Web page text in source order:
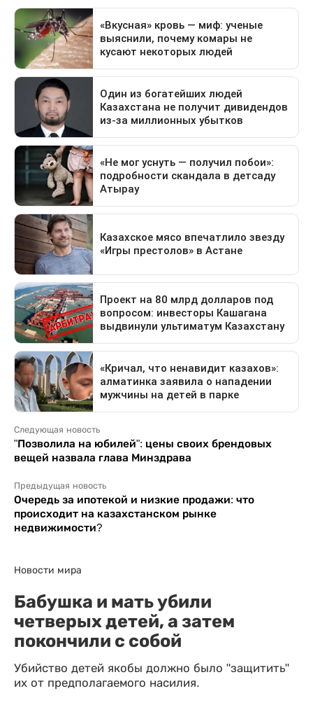
Следующая новость
"Позволила на юбилей": цены своих брендовых
вещей назвала глава Минздрава
Предыдущая новость
Очередь за ипотекой и низкие продажи: что
происходит на казахстанском рынке
недвижимости?
Новости мира
Бабушка и мать убили
четверых детей, а затем
покончили с собой
Убийство детей якобы должно было "защитить"
их от предполагаемого насилия.